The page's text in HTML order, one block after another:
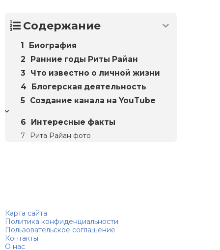
Содержание
Биография
Ранние годы Риты Райан
Что известно о личной жизни
Блогерская деятельность
Создание канала на YouTube
Интересные факты
Рита Райан фото
Карта сайта
Политика конфиденциальности
Пользовательское соглашение
Контакты
О нас